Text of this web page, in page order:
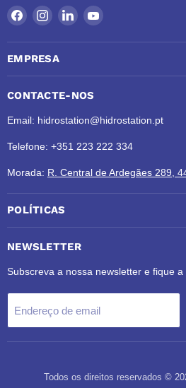
Encontre-
nos
no
Facebook
Encontre-
nos
no
Instagram
Encontre-
nos
no
Encontre-
no
EMPRESA
CONTACTE-NOS
Email: hidrostation@hidrostation.pt
Telefone: +351 223 222 334
Morada: R. Central de Ardegães 289,
POLÍTICAS
NEWSLETTER
Subscreva a nossa newsletter e fique
Endereço de email
Todos os direitos reservados ©